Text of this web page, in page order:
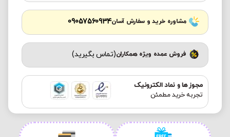
مشاوره خرید و سفارش آسان09057560934
فروش عمده ویژه همکاران(تماس بگیرید)
مجوز ها و نماد الکترونیک
تجربه خرید مطمئن